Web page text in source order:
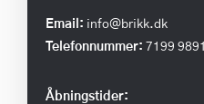
Email: info@brikk.dk
Telefonnummer: 7199 9891
Åbningstider: